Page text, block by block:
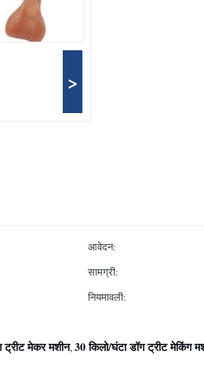
>
आवेदन:
सामग्री:
नियमावली:
ट्रीट मेकर मशीन,30 किलो/घंटा डॉग ट्रीट मेकिंग